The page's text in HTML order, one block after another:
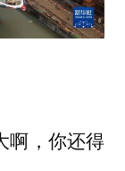
啊，你还得